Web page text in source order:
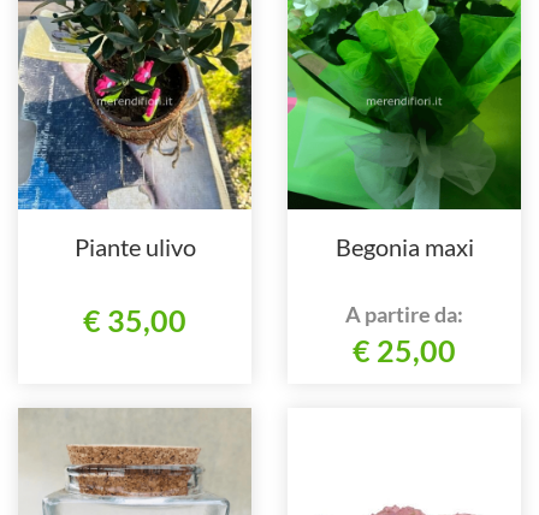
Piante ulivo
€ 35,00
Begonia maxi
A partire da:
€ 25,00